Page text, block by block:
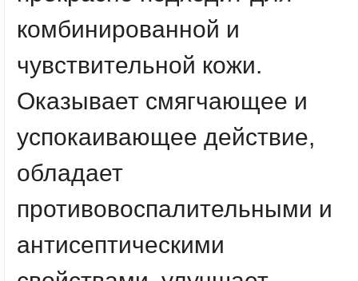
комбинированной и
чувствительной кожи.
Оказывает смягчающее и
успокаивающее действие,
обладает
противовоспалительными и
антисептическими